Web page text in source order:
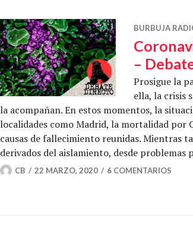
BURBUJA
–
Prosigue la
ella, la crisis
la acompañan. En estos momentos, la
localidades como Madrid, la mortalidad por
causas de fallecimiento reunidas. Mientras
derivados del aislamiento, desde problemas
CB 22 MARZO, 2020 6 COMENTARIOS